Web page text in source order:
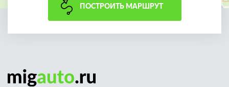
ПОСТРОИТЬ МАРШРУТ